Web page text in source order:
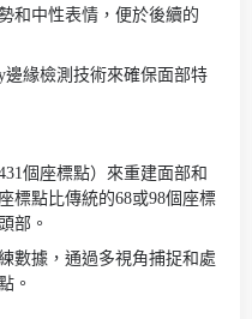
和中性表情，便於後續的
邊緣檢測技術來確保面部特
個座標點）來重建面部和
標點比傳統的68或98個座標
部。
數據，通過多視角捕捉和處
。